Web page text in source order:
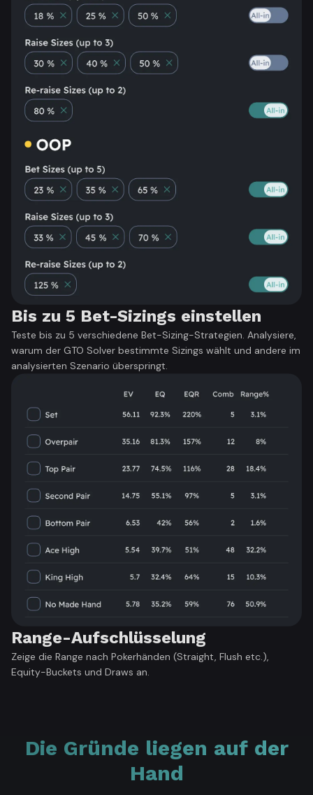
Bis zu 5 Bet-Sizings einstellen
Teste bis zu 5 verschiedene Bet-Sizing-Strategien. Analysiere,
warum der GTO Solver bestimmte Sizings wählt und andere im
analysierten Szenario überspringt.
Range-Aufschlüsselung
Zeige die Range nach Pokerhänden (Straight, Flush etc.),
Equity-Buckets und Draws an.
Die Gründe liegen auf der
Hand